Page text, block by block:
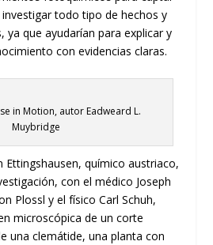
todo tipo de hechos y
ya que ayudarían para explicar y
con evidencias claras.
in Motion, autor Eadweard L.
Muybridge
Ettingshausen, químico austriaco,
con el médico Joseph
Plossl y el físico Carl Schuh,
microscópica de un corte
una clemátide, una planta con